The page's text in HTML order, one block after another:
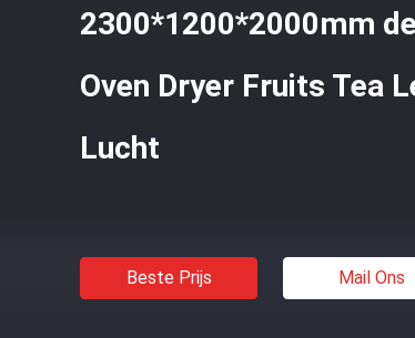
2300*1200*2000mm
Oven Dryer Fruits Tea
Lucht
Beste Prijs Mail Ons